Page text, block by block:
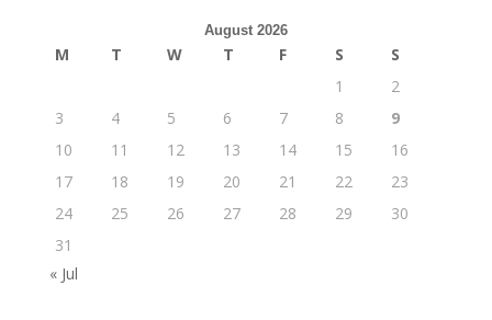
August 2026
M T W T F S
S
1
2
3
4 5 6 7 8
9
10
11 12 13 14 15
16
17
18 19 20 21 22
23
24
25 26 27 28 29
30
31
« Jul